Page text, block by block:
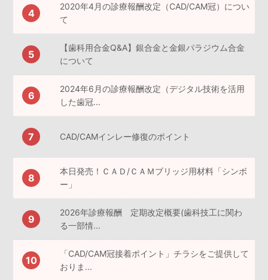
2020年4月の診療報酬改定（CAD/CAM冠）につい
て
【歯科用合金Q&A】銀合金と金銀パラジウム合金
について
2024年6月の診療報酬改定（デジタル技術を活用
した歯冠...
CAD/CAMインレー修復のポイント
本日発売！ＣＡＤ/ＣＡＭブリッジ用材料「シンボ
ー」
2026年診療報酬 定期改定概要(歯科技工に関わ
る一部情...
「CAD/CAM冠接着ポイント」チラシをご提供して
おりま...